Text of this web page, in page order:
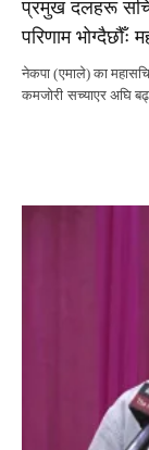
प्रमुख दलहरू
परिणाम भोग्दैछौँः
नेकपा (एमाले) का
कमजोरी सच्याएर अघि